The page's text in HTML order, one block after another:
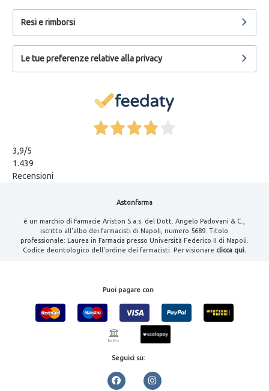
Resi e rimborsi
Le tue preferenze relative alla privacy
3,9/5
1.439
Recensioni
Astonfarma
è un marchio di Farmacie Ariston S.a.s. del Dott. Angelo Padovani & C.,
iscritto all'albo dei farmacisti di Napoli, numero 5689. Titolo
professionale: Laurea in Farmacia presso Università Federico II di Napoli.
Codice deontologico dell'ordine dei farmacisti. Per visionare clicca qui.
Puoi pagare con
Seguici su: